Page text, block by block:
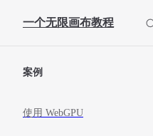
Skip to content
一个无限画布教程
案例
使用 WebGPU